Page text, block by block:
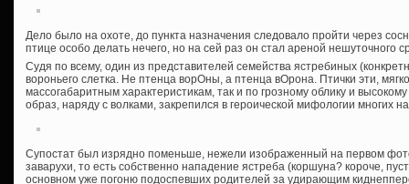
Дело было на охоте, до пункта назначения следовало пройти через
птице особо делать нечего, но на сей раз он стал ареной нешуточного
Судя по всему, один из представителей семейства ястребиных
вороньего слетка. Не птенца ворОны, а птенца вОрона. Птички эти,
массогабаритным характеристикам, так и по грозному облику и
образ, наряду с волками, закрепился в героической мифологии многих
Супостат был изрядно поменьше, нежели изображенный на первом
заварухи, то есть собственно нападение ястреба (коршуна? короче,
основном уже погоню подоспевших родителей за удирающим